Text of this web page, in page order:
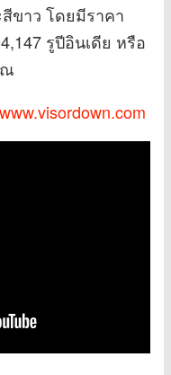
ขาว โดยมีราคา
รูปีอินเดีย หรือ
www.visordown.com